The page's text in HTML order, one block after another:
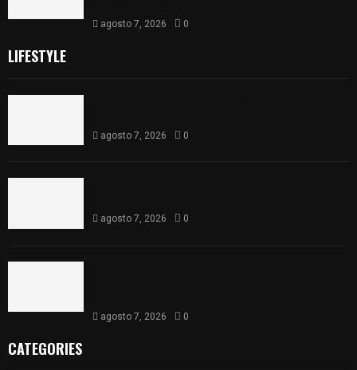
agosto 7, 2026 0
LIFESTYLE
agosto 7, 2026 0
agosto 7, 2026 0
agosto 7, 2026 0
CATEGORIES